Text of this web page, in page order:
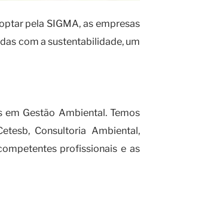
pela SIGMA, as empresas
com a sustentabilidade, um
Gestão Ambiental. Temos
Consultoria Ambiental,
profissionais e as